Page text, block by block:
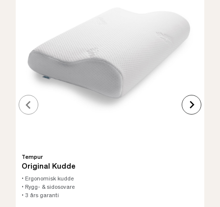
Tempur
Original Kudde
• Ergonomisk kudde
• Rygg- & sidosovare
• 3 års garanti